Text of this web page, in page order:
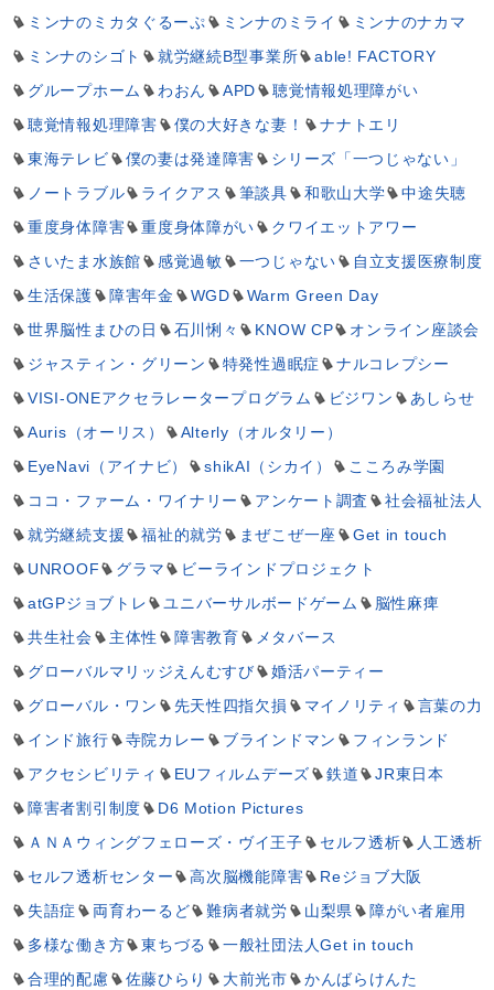
ミンナのミカタぐるーぷ ミンナのミライ
ミンナのナカマ
ミンナのシゴト
就労継続B型事業所
able! FACTORY
グループホーム
わおん APD
聴覚情報処理障がい
聴覚情報処理障害
僕の大好きな妻！
ナナトエリ
東海テレビ
僕の妻は発達障害
シリーズ「一つじゃない」
ノートラブル
ライクアス 筆談具 和歌山大学
中途失聴
重度身体障害
重度身体障がい
クワイエットアワー
さいたま水族館
感覚過敏 一つじゃない
自立支援医療制度
生活保護
障害年金 WGD
Warm Green Day
世界脳性まひの日
石川悧々 KNOW CP
オンライン座談会
ジャスティン・グリーン
特発性過眠症
ナルコレプシー
VISI-ONEアクセラレータープログラム
ビジワン
あしらせ
Auris（オーリス）
Alterly（オルタリー）
EyeNavi（アイナビ）
shikAI（シカイ）
こころみ学園
ココ・ファーム・ワイナリー
アンケート調査
社会福祉法人
就労継続支援
福祉的就労 まぜこぜ一座
Get in touch
UNROOF
グラマ
ビーラインドプロジェクト
atGPジョブトレ
ユニバーサルボードゲーム
脳性麻痺
共生社会
主体性 障害教育
メタバース
グローバルマリッジえんむすび
婚活パーティー
グローバル・ワン
先天性四指欠損 マイノリティ
言葉の力
インド旅行
寺院カレー ブラインドマン
フィンランド
アクセシビリティ
EUフィルムデーズ 鉄道
JR東日本
障害者割引制度
D6 Motion Pictures
ＡＮＡウィングフェローズ・ヴイ王子
セルフ透析
人工透析
セルフ透析センター
高次脳機能障害
Reジョブ大阪
失語症
両育わーるど 難病者就労 山梨県
障がい者雇用
多様な働き方
東ちづる
一般社団法人Get in touch
合理的配慮
佐藤ひらり 大前光市
かんばらけんた